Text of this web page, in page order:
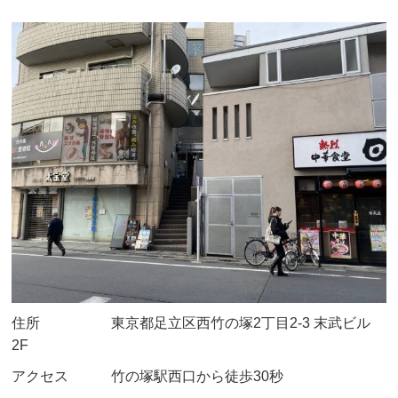
住所 東京都足立区西竹の塚2丁目2-3 末武ビル
2F
アクセス 竹の塚駅西口から徒歩30秒